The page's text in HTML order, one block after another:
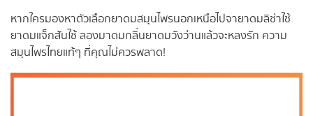
หากใครมองหาตัวเลือกยาดมสมุนไพรนอกเหนือไปจายาดมลิซ่าใช้
ยาดมแจ็กสันใช้ ลองมาดมกลิ่นยาดมวังว่านแล้วจะหลงรัก ความ
สมุนไพรไทยแท้ๆ ที่คุณไม่ควรพลาด!